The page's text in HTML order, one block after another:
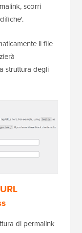
scorri
il file
struttura degli
di permalink